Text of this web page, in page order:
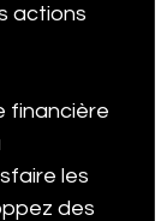
actions
financière
les
des